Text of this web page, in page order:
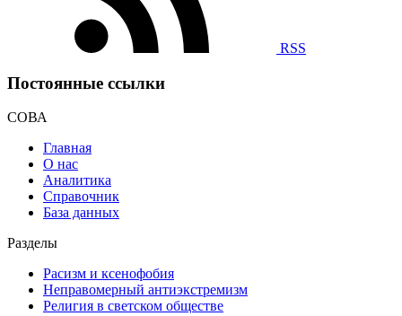
RSS
Постоянные ссылки
СОВА
Главная
О нас
Аналитика
Справочник
База данных
Разделы
Расизм и ксенофобия
Неправомерный антиэкстремизм
Религия в светском обществе